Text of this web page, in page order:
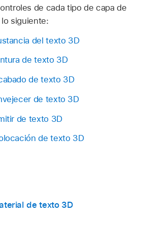
de cada tipo de capa de
siguiente:
del texto 3D
de texto 3D
de texto 3D
de texto 3D
de texto 3D
de texto 3D
de texto 3D